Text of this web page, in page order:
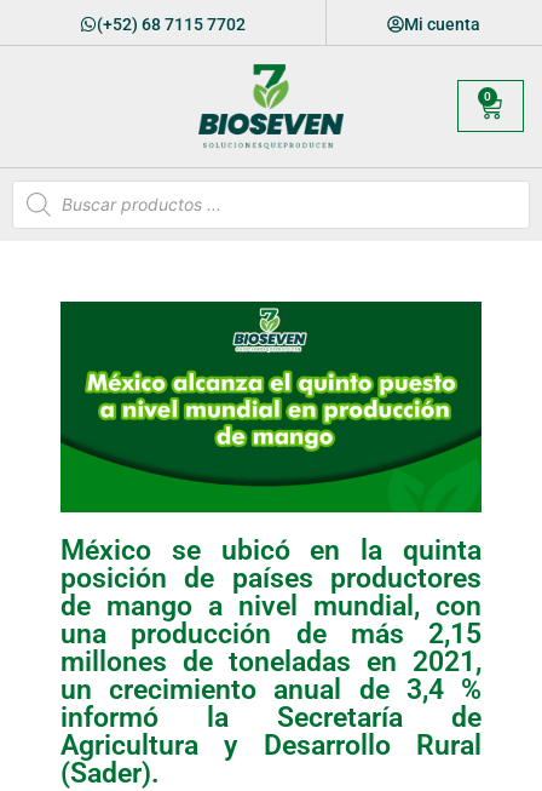
(+52) 68 7115 7702 Mi cuenta
0
México se ubicó en la quinta
posición de países productores
de mango a nivel mundial, con
una producción de más 2,15
millones de toneladas en 2021,
un crecimiento anual de 3,4 %
informó la Secretaría de
Agricultura y Desarrollo Rural
(Sader).